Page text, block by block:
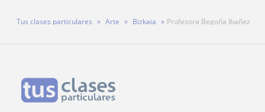
Tus clases particulares Arte Bizkaia Profesora Begoña Ibañez